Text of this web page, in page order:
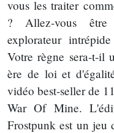
vous les traiter
? Allez-vous
explorateur
Votre règne sera-t-il
ère de loi et
vidéo best-seller de
War Of Mine.
Frostpunk est un jeu